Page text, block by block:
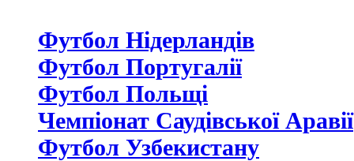
Футбол Нідерландiв
Футбол Португалії
Футбол Польщі
Чемпіонат Саудівської Аравії
Футбол Узбекистану